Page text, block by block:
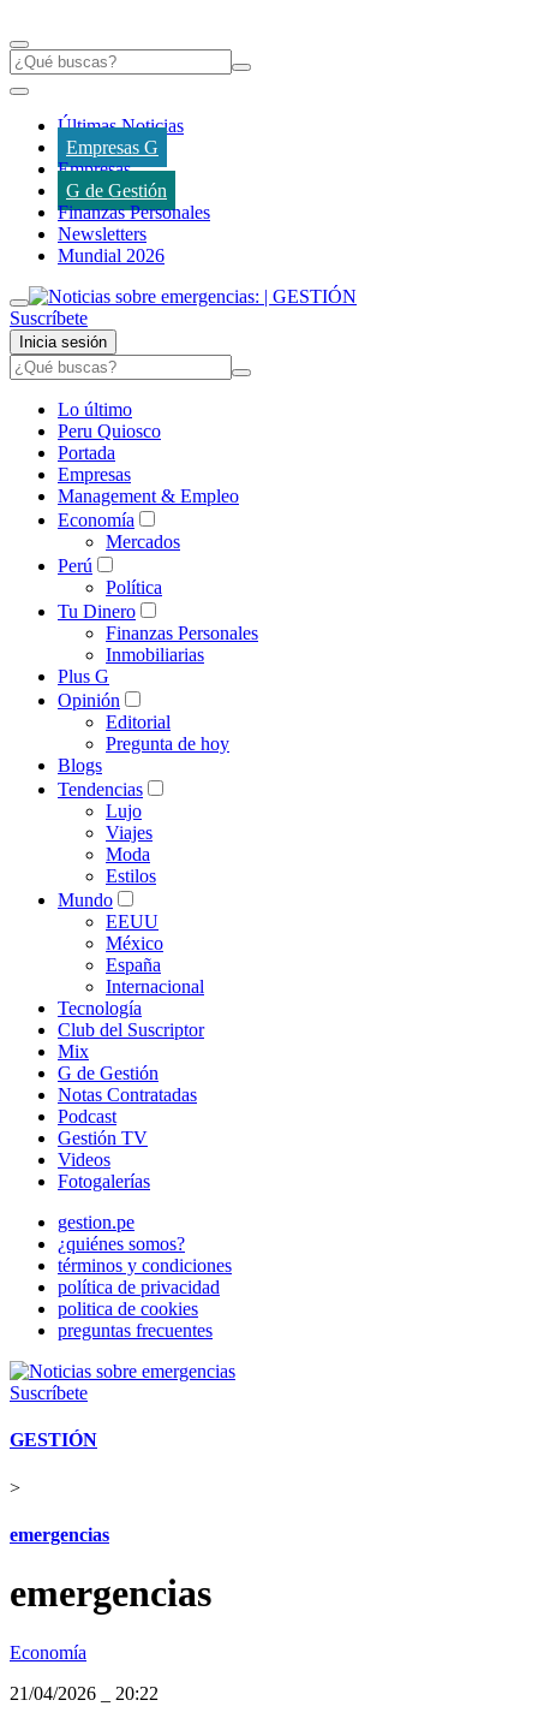
Últimas Noticias
Empresas G
Empresas
G de Gestión
Finanzas Personales
Newsletters
Mundial 2026
Suscríbete
Inicia sesión
Lo último
Peru Quiosco
Portada
Empresas
Management & Empleo
Economía
Mercados
Perú
Política
Tu Dinero
Finanzas Personales
Inmobiliarias
Plus G
Opinión
Editorial
Pregunta de hoy
Blogs
Tendencias
Lujo
Viajes
Moda
Estilos
Mundo
EEUU
México
España
Internacional
Tecnología
Club del Suscriptor
Mix
G de Gestión
Notas Contratadas
Podcast
Gestión TV
Videos
Fotogalerías
gestion.pe
¿quiénes somos?
términos y condiciones
política de privacidad
politica de cookies
preguntas frecuentes
Suscríbete
GESTIÓN
>
emergencias
emergencias
Economía
21/04/2026
20:22